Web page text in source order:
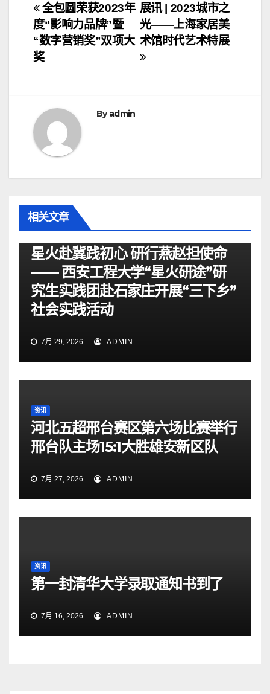
文
章
导
展讯 | 2023城市之
光——上海家居美
术馆时代艺术特展
全包圆荣获2023年
度“影响力品牌”暨
“数字营销奖”双项大
奖
Byadmin
相关文章
星火赴冀践初心 研行燕赵担使命
—— 西安工程大学“星火研途”研
究生实践团赴石家庄开展“三下乡”
社会实践活动
7月 29, 2026 ADMIN
资讯
河北五超邢台赛区第六场比赛举行
邢台队主场15:1大胜雄安新区队
7月 27, 2026 ADMIN
资讯
第一封清华大学录取通知书到了
7月 16, 2026 ADMIN